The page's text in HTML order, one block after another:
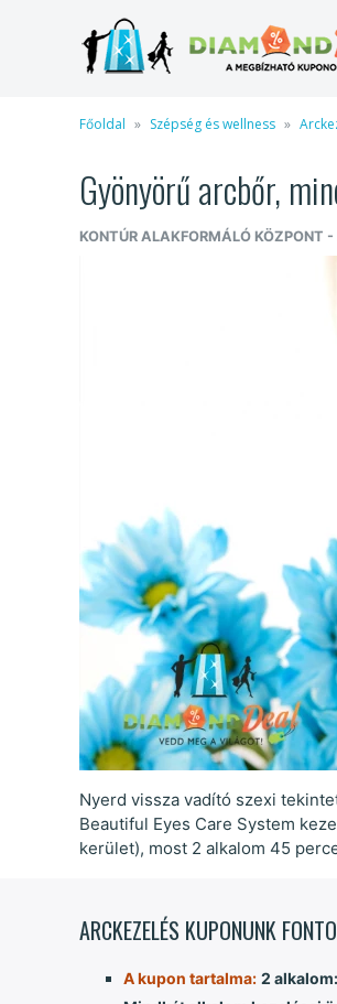
Főoldal Szépség és wellness
Gyönyörű arcbőr,
KONTÚR ALAKFORMÁLÓ KÖZPONT -
Nyerd vissza vadító szexi
Beautiful Eyes Care System
kerület), most 2 alkalom 45
ARCKEZELÉS KUPONUNK
A kupon tartalma: 2